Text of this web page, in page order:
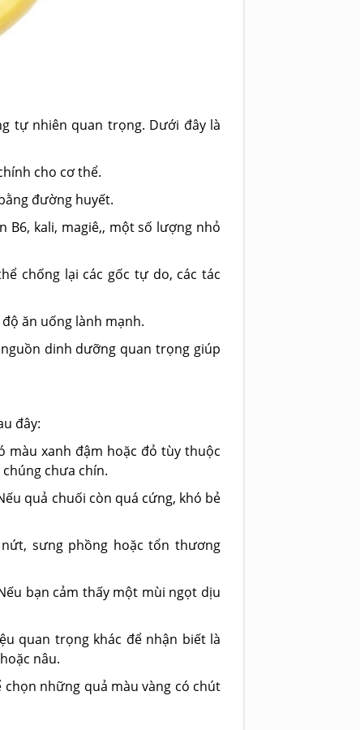
tự nhiên quan trọng. Dưới đây là
cho cơ thể.
đường huyết.
B6, kali, magiê,, một số lượng nhỏ
chống lại các gốc tự do, các tác
ăn uống lành mạnh.
dinh dưỡng quan trọng giúp
đây:
màu xanh đậm hoặc đỏ tùy thuộc
chưa chín.
quả chuối còn quá cứng, khó bẻ
sưng phồng hoặc tổn thương
bạn cảm thấy một mùi ngọt dịu
quan trọng khác để nhận biết là
nâu.
những quả màu vàng có chút